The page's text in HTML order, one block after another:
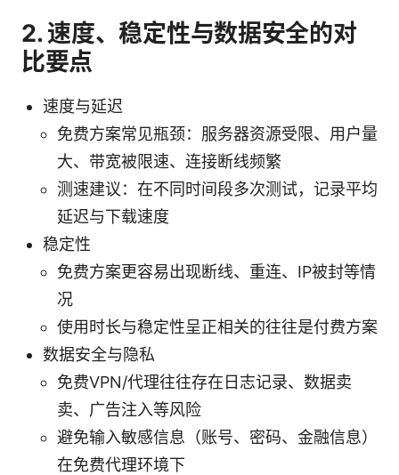
2. 速度、稳定性与数据安全的对
比要点
速度与延迟
免费方案常见瓶颈：服务器资源受限、用户量
大、带宽被限速、连接断线频繁
测速建议：在不同时间段多次测试，记录平均
延迟与下载速度
稳定性
免费方案更容易出现断线、重连、IP被封等情
况
使用时长与稳定性呈正相关的往往是付费方案
数据安全与隐私
免费VPN/代理往往存在日志记录、数据卖
卖、广告注入等风险
避免输入敏感信息（账号、密码、金融信息）
在免费代理环境下